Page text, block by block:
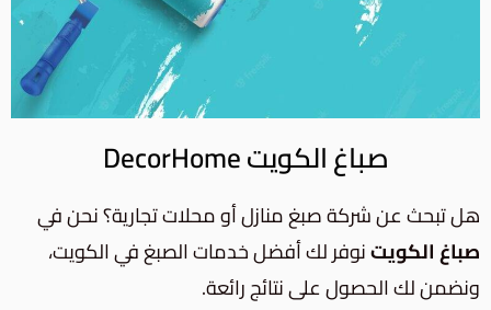
صباغ الكويت DecorHome
هل تبحث عن شركة صبغ منازل أو محلات تجارية؟ نحن في
صباغ الكويتنوفر لك أفضل خدمات الصبغ في الكويت،
ونضمن لك الحصول على نتائج رائعة.